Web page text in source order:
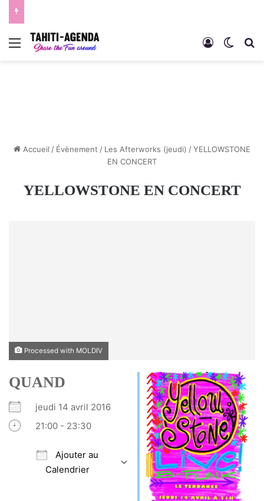
Menu Connexion
Accueil / Évènement / Les Afterworks (jeudi) /YELLOWSTONE
EN CONCERT
YELLOWSTONE EN CONCERT
Processed with MOLDIV
QUAND
jeudi 14 avril 2016
21:00 - 23:30
Ajouter au
Calendrier
Office 365Outlook Live